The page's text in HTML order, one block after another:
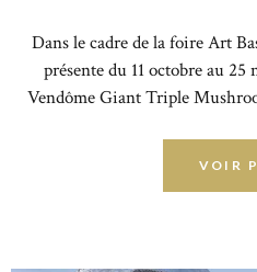
Dans le cadre de la foire Art
présente du 11 octobre au
Vendôme Giant Triple
VOIR